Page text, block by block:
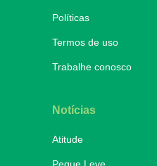
Políticas
Termos de uso
Trabalhe conosco
Notícias
Atitude